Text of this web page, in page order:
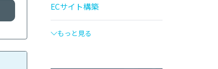
ECサイト構築
もっと見る